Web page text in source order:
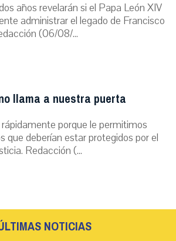
años revelarán si el Papa León XIV
administrar el legado de Francisco
(06/08/...
llama a nuestra puerta
porque le permitimos
que deberían estar protegidos por el
Redacción (...
NOTICIAS